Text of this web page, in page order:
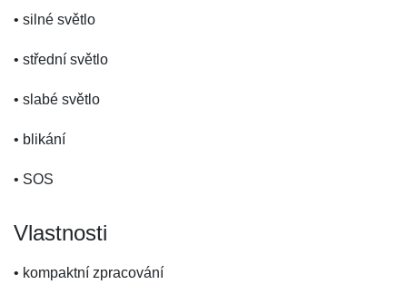
• silné světlo
• střední světlo
• slabé světlo
• blikání
• SOS
Vlastnosti
• kompaktní zpracování